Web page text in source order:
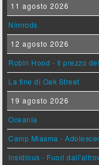
11 agosto 2026
Nimrods
12 agosto 2026
Robin Hood - Il prezzo
La fine di Oak Street
19 agosto 2026
Oceania
Camp Miasma -
Insidious - Fuori